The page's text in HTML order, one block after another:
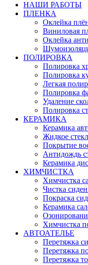
НАШИ РАБОТЫ
ПЛЕНКА
Оклейка
Виниловая
Оклейка
ПОЛИРОВКА
Полировка
Полировка
Легкая
Полировка
Удаление
Полировка
КЕРАМИКА
Керамика
Жидкое
Покрытие
Антидождь
Керамика
ХИМЧИСТКА
Химчистка
Чистка
Покраска
Керамика
Химчистка
АВТОАТЕЛЬЕ
Перетяжка
Перетяжка
Перетяжка